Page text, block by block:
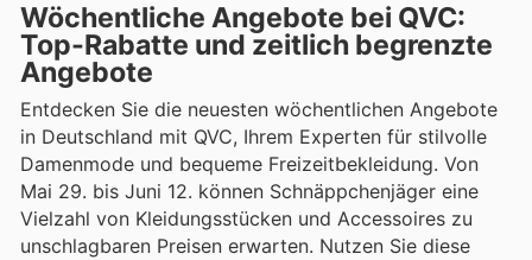
Wöchentliche Angebote bei QVC:
Top-Rabatte und zeitlich begrenzte
Angebote
Entdecken Sie die neuesten wöchentlichen Angebote
in Deutschland mit QVC, Ihrem Experten für stilvolle
Damenmode und bequeme Freizeitbekleidung. Von
Mai 29. bis Juni 12. können Schnäppchenjäger eine
Vielzahl von Kleidungsstücken und Accessoires zu
unschlagbaren Preisen erwarten. Nutzen Sie diese